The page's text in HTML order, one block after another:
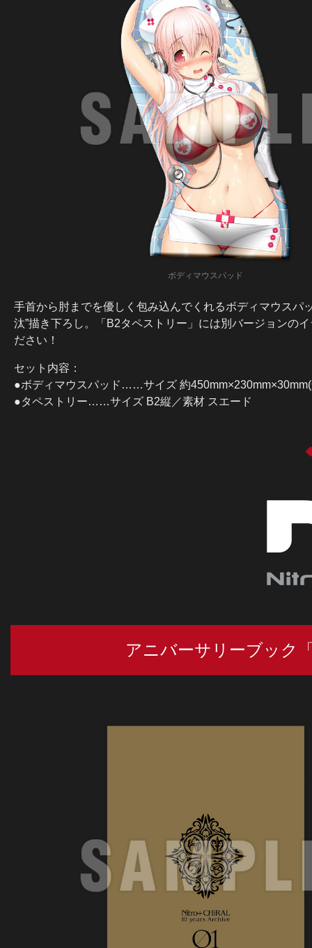
ボディマウスパッド
手首から肘までを優しく包み込んでくれるボディマウス
汰”描き下ろし。「B2タペストリー」には別バージョンの
ださい！
セット内容：
●ボディマウスパッド……サイズ 約
●タペストリー……サイズ B2縦／素材 スエード
アニバーサリーブック